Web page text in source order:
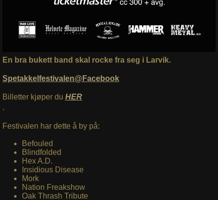
En bra bukett band skal rocke fra seg i Larvik.
Spetakkelfestivalen@Facebook
Billetter kjøper du HER
.
Festivalen har dette å by på:
Befouled
Blindfolded
Hex A.D.
Insidious Disease
Mork
Nation Freakshow
Oak Thrash Tribute